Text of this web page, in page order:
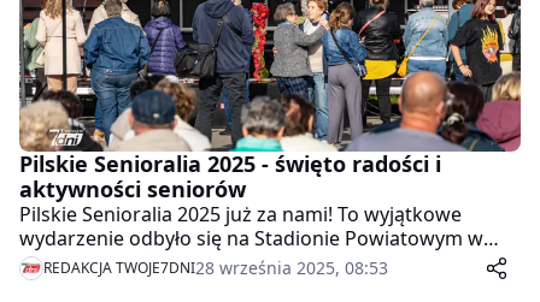
Pilskie Senioralia 2025 - święto radości i
aktywności seniorów
Pilskie Senioralia 2025 już za nami! To wyjątkowe
wydarzenie odbyło się na Stadionie Powiatowym w
Pile, gromadząc ponad 1000 uczestników z różnych
stowarzyszeń i organizacji senioralnych. Była to
REDAKCJA TWOJE7DNI28 września 2025, 08:53